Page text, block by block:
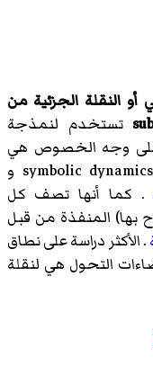
أو النقلة الجزئية من
تستخدم لنمذجة
وجه الخصوص هي
symbolic dynamics و
. كما أنها تصف كل
المنفذة من قبل
. الأكثر دراسة على نطاق
التحول هي لنقلة